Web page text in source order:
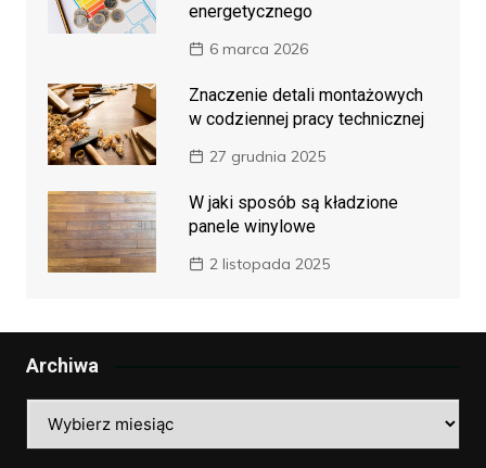
energetycznego
6 marca 2026
Znaczenie detali montażowych
w codziennej pracy technicznej
27 grudnia 2025
W jaki sposób są kładzione
panele winylowe
2 listopada 2025
Archiwa